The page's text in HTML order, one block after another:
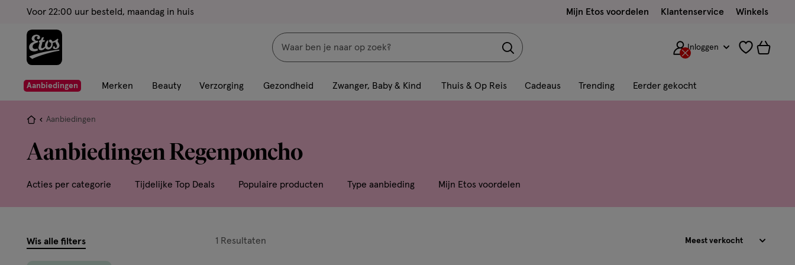
ga
de
hoofd
ga
naar
de
ga
naar
Voor 22:00 uur besteld, maandag in huis Mijn Etos voordelen Klantenservice Winkels
Zoeken
met
dit
een
volledig
met
geavanceerde
Inloggen
Aanbiedingen Merken Beauty Verzorging Gezondheid Zwanger, Baby & Kind Thuis & Op Reis Cadeaus Trending Eerder gekocht
Je
hier:
Aanbiedingen
Aanbiedingen Regenponcho
Acties per categorie Tijdelijke Top Deals Populaire producten Type aanbieding Mijn Etos voordelen
filters
Wis alle filters 1 Resultaten